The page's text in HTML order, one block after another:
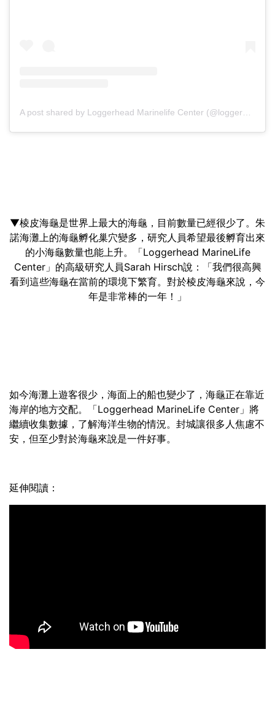
A post shared by Loggerhead Marinelife Center (@loggerheadmarinelifecenter)
▼棱皮海龜是世界上最大的海龜，目前數量已經很少了。朱
諾海灘上的海龜孵化巢穴變多，研究人員希望最後孵育出來
的小海龜數量也能上升。「Loggerhead MarineLife
Center」的高級研究人員Sarah Hirsch說：「我們很高興
看到這些海龜在當前的環境下繁育。對於棱皮海龜來說，今
年是非常棒的一年！」
如今海灘上遊客很少，海面上的船也變少了，海龜正在靠近
海岸的地方交配。「Loggerhead MarineLife Center」將
繼續收集數據，了解海洋生物的情況。封城讓很多人焦慮不
安，但至少對於海龜來說是一件好事。
延伸閱讀：